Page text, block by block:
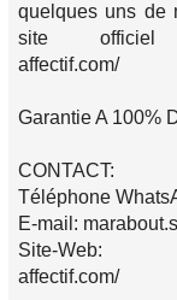
quelques uns de
site officiel
affectif.com/
Garantie A 100%
CONTACT:
Téléphone
E-mail:
Site-Web:
affectif.com/